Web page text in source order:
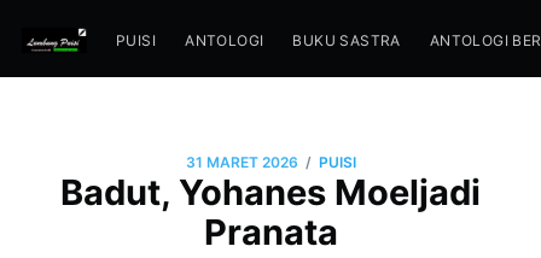
PUISI ANTOLOGI BUKU SASTRA ANTOLOGI
31 MARET 2026 / PUISI
Badut, Yohanes Moeljadi
Pranata